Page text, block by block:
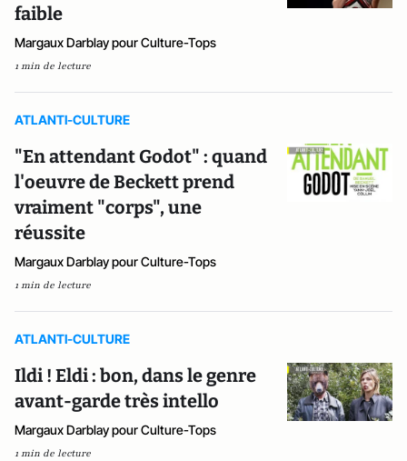
faible
Margaux Darblay pour Culture-Tops
1 min de lecture
ATLANTI-CULTURE
"En attendant Godot" : quand
l'oeuvre de Beckett prend
vraiment "corps", une
réussite
Margaux Darblay pour Culture-Tops
1 min de lecture
ATLANTI-CULTURE
Ildi ! Eldi : bon, dans le genre
avant-garde très intello
Margaux Darblay pour Culture-Tops
1 min de lecture